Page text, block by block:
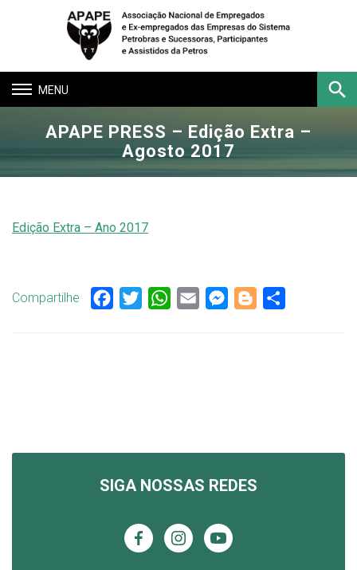
Toggle
navigation
Buscar
APAPE PRESS – Edição Extra –
Agosto 2017
Edição Extra – Ano 2017
Compartilhe Facebook
TwitterWhatsApp
Email Messenger
Blogger
SIGA NOSSAS REDES